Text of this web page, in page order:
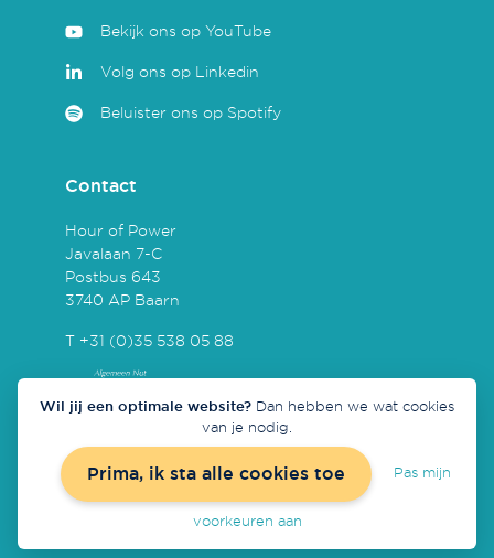
Bekijk ons op YouTube
Volg ons op Linkedin
Beluister ons op Spotify
Contact
Hour of Power
Javalaan 7-C
Postbus 643
3740 AP Baarn
T +31 (0)35 538 05 88
Concept & realisatie doorRedmatters
Wil jij een optimale website? Dan hebben we wat cookies
van je nodig.
Prima, ik sta alle cookies toe Pas mijn
voorkeuren aan